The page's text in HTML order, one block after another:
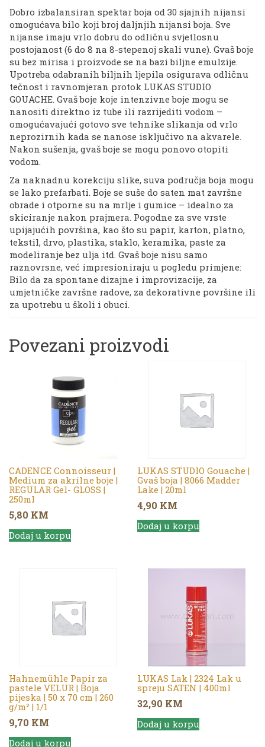
Dobro izbalansiran spektar boja od 30 sjajnih nijansi
omogućava bilo koji broj daljnjih nijansi boja. Sve
nijanse imaju vrlo dobru do odličnu svjetlosnu
postojanost (6 do 8 na 8-stepenoj skali vune). Gvaš boje
su bez mirisa i proizvode se na bazi biljne emulzije.
Upotreba odabranih biljnih ljepila osigurava odličnu
tečnost i ravnomjeran protok LUKAS STUDIO
GOUACHE. Gvaš boje koje intenzivne boje mogu se
nanositi direktno iz tube ili razrijediti vodom –
omogućavajući gotovo sve tehnike slikanja od vrlo
neprozirnih kada se nanose isključivo na akvarele.
Nakon sušenja, gvaš boje se mogu ponovo otopiti
vodom.
Za naknadnu korekciju slike, suva područja boja mogu
se lako prefarbati. Boje se suše do saten mat završne
obrade i otporne su na mrlje i gumice – idealno za
skiciranje nakon prajmera. Pogodne za sve vrste
upijajućih površina, kao što su papir, karton, platno,
tekstil, drvo, plastika, staklo, keramika, paste za
modeliranje bez ulja itd. Gvaš boje nisu samo
raznovrsne, već impresioniraju u pogledu primjene:
Bilo da za spontane dizajne i improvizacije, za
umjetničke završne radove, za dekorativne površine ili
za upotrebu u školi i obuci.
Povezani proizvodi
CADENCE Connoisseur |
Medium za akrilne boje |
REGULAR Gel- GLOSS |
250ml
5,80 KM
Dodaj u korpu
LUKAS STUDIO Gouache |
Gvaš boja | 8066 Madder
Lake | 20ml
4,90 KM
Dodaj u korpu
Hahnemühle Papir za
pastele VELUR | Boja
pijeska | 50 x 70 cm | 260
g/m² | 1/1
9,70 KM
Dodaj u korpu
LUKAS Lak | 2324 Lak u
spreju SATEN | 400ml
32,90 KM
Dodaj u korpu